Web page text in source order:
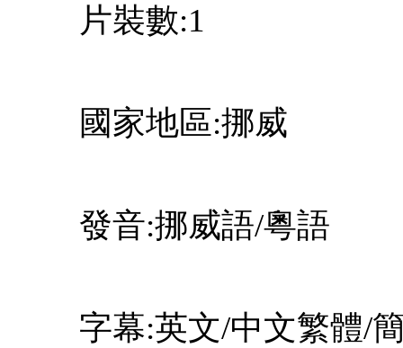
片裝數:1
國家地區:挪威
發音:挪威語/粵語
字幕:英文/中文繁體/